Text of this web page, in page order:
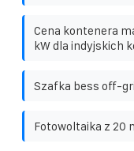
Cena kontenera
kW dla indyjskich
Szafka bess off-
Fotowoltaika z 20